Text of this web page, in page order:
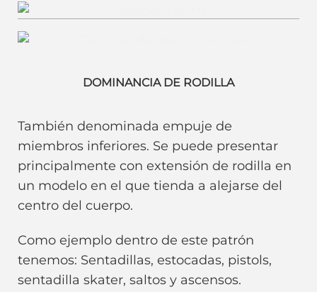
DOMINANCIA DE RODILLA
También denominada empuje de
miembros inferiores. Se puede presentar
principalmente con extensión de rodilla en
un modelo en el que tienda a alejarse del
centro del cuerpo.
Como ejemplo dentro de este patrón
tenemos: Sentadillas, estocadas, pistols,
sentadilla skater, saltos y ascensos.